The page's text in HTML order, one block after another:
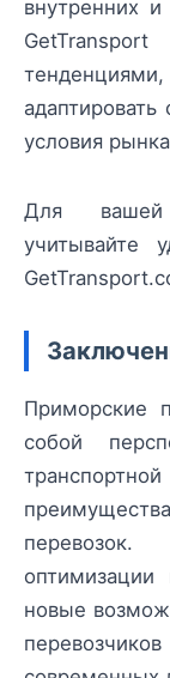
внутренних
условия
Для вашей
учитывайте
Приморские
собой
оптимизации
новые